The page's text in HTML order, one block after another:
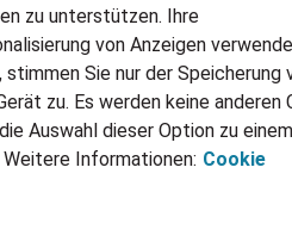
Services
JOBSUCHE
LEBENSLAUF GENERATOR
ZEITARBEIT
PERSONALVERMITTLUNG
zu unterstützen. Ihre
von Anzeigen
stimmen Sie nur der Speicherung
zu. Es werden keine anderen
Auswahl dieser Option zu
Informationen: Cookie